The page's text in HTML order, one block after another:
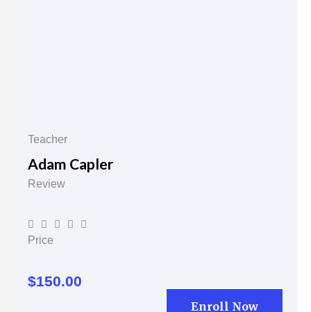
Teacher
Adam Capler
Review
    
Price
$150.00
Enroll Now